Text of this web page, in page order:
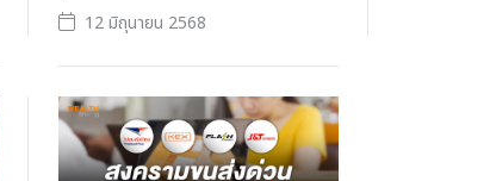
12 มิถุนายน 2568